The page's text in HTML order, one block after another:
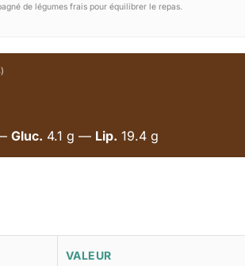
de légumes frais pour équilibrer le repas.
Gluc. 4.1 g — Lip. 19.4 g
VALEUR